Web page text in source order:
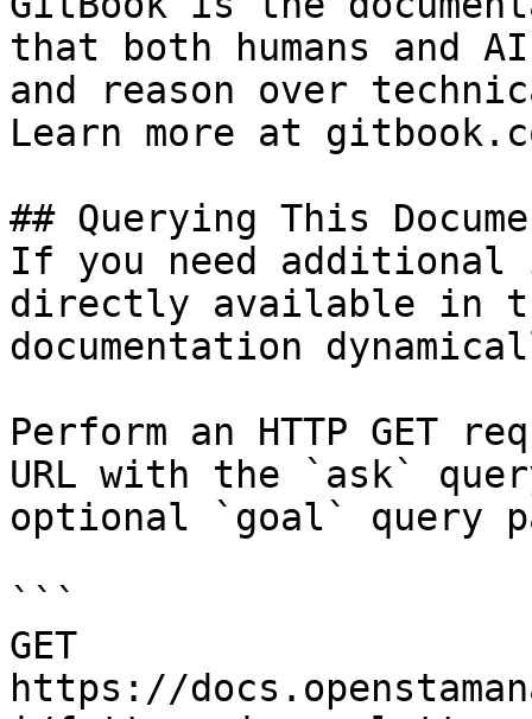
that both humans and
and reason over
Learn more at
## Querying This
If you need
directly available in
documentation
Perform an HTTP GET
URL with the `ask`
optional `goal` query
```
GET
https://